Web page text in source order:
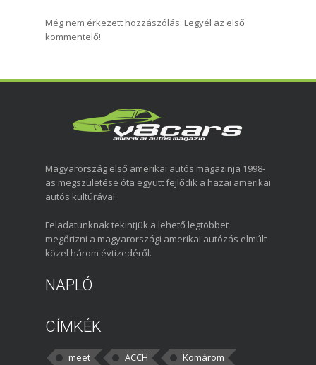
Még nem érkezett hozzászólás. Legyél az első
kommentelő!
Magyarország első amerikai autós magazinja 1998-
as megszületése óta együtt fejlődik a hazai amerikai
autós kultúrával.
Feladatunknak tekintjük a lehető legtöbbet
megőrizni a magyarországi amerikai autózás elmúlt
közel három évtizedéről.
NAPLÓ
CÍMKÉK
meet ACCH
Komárom